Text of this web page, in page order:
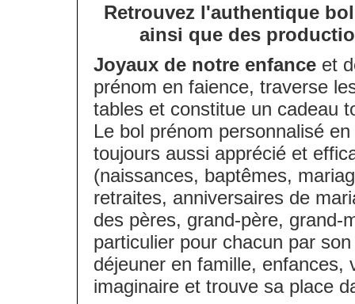
Retrouvez l'authentique
ainsi que des
Joyaux de notre enfance et
prénom en faience, traverse
tables et constitue un cadeau
Le bol prénom personnalisé
toujours aussi apprécié et
(naissances, baptêmes,
retraites, anniversaires de
des pères, grand-père,
particulier pour chacun par
déjeuner en famille, enfances,
imaginaire et trouve sa place